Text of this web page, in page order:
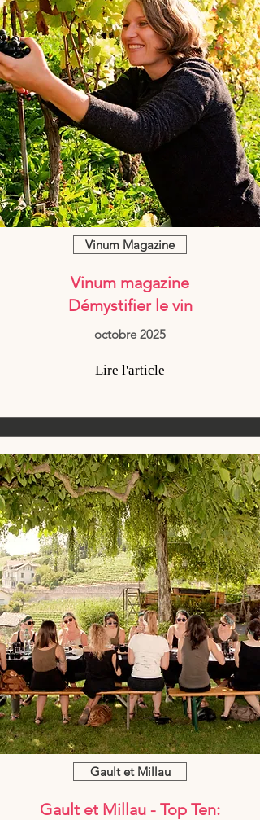
Vinum Magazine
Vinum magazine
Démystifier le vin
octobre 2025
Lire l'article
Gault et Millau
Gault et Millau - Top Ten: